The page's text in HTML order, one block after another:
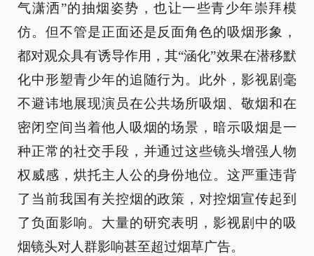
气潇洒”的抽烟姿势，也让一些青少年崇拜模
仿。但不管是正面还是反面角色的吸烟形象，
都对观众具有诱导作用，其“涵化”效果在潜移默
化中形塑青少年的追随行为。此外，影视剧毫
不避讳地展现演员在公共场所吸烟、敬烟和在
密闭空间当着他人吸烟的场景，暗示吸烟是一
种正常的社交手段，并通过这些镜头增强人物
权威感，烘托主人公的身份地位。这严重违背
了当前我国有关控烟的政策，对控烟宣传起到
了负面影响。大量的研究表明，影视剧中的吸
烟镜头对人群影响甚至超过烟草广告。